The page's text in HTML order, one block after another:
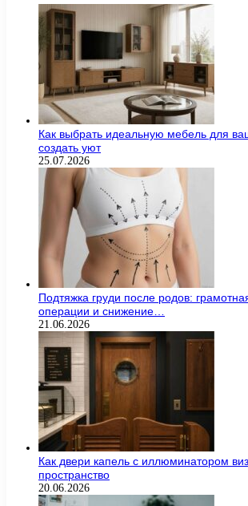
Как выбрать идеальную мебель для
создать уют
25.07.2026
Подтяжка груди после родов:
операции и снижение…
21.06.2026
Как двери капель с иллюминатором
пространство
20.06.2026